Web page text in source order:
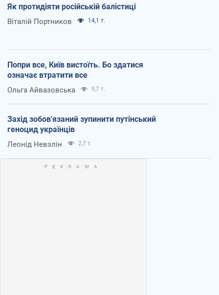
Як протидіяти російській балістиці
Віталій Портников 14,1 т.
Попри все, Київ вистоїть. Бо здатися
означає втратити все
Ольга Айвазовська 9,7 т.
Захід зобов'язаний зупинити путінський
геноцид українців
Леонід Невзлін 2,7 т.